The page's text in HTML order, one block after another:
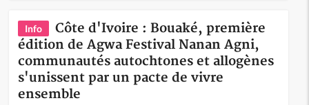
Info
Côte d'Ivoire : Bouaké, première
édition de Agwa Festival Nanan Agni,
communautés autochtones et allogènes
s'unissent par un pacte de vivre
ensemble